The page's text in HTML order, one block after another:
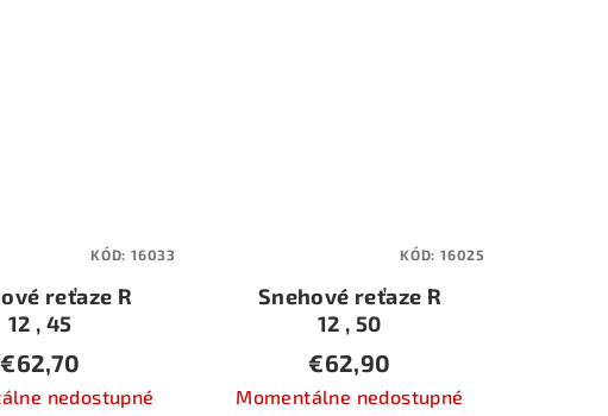
reťaze R
12 , 45
€62,70
nedostupné
KÓD: 16033
Snehové reťaze R
12 , 50
€62,90
Momentálne nedostupné
KÓD: 16025